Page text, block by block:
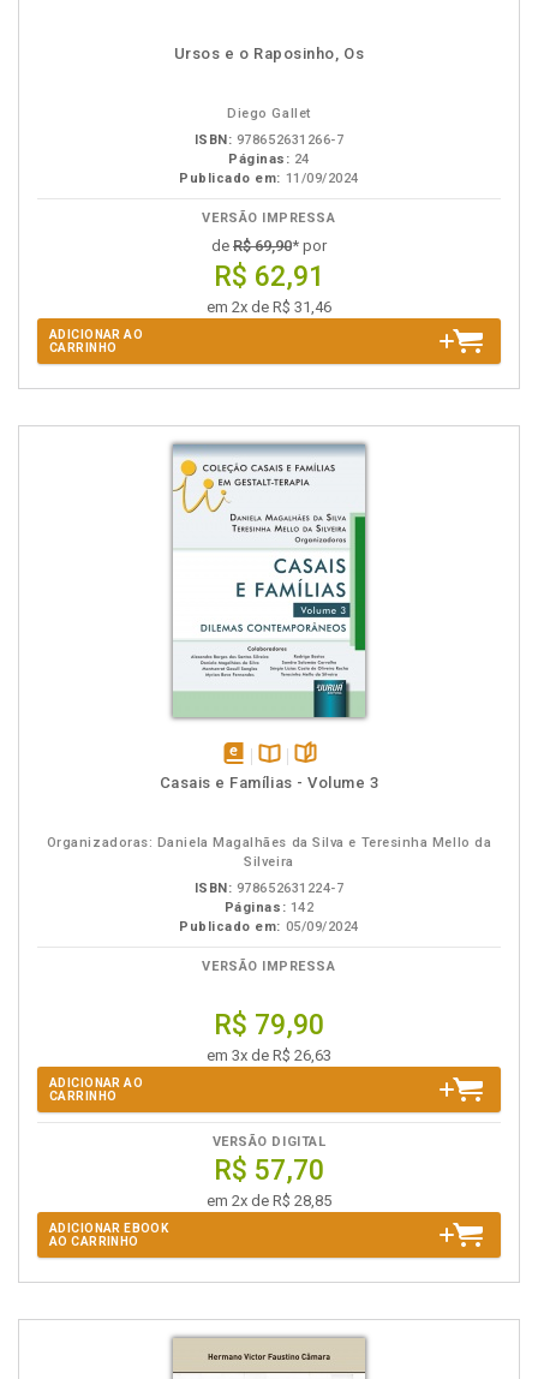
Ursos e o Raposinho, Os
Diego Gallet
ISBN: 978652631266-7
Páginas: 24
Publicado em: 11/09/2024
VERSÃO IMPRESSA
de R$ 69,90* por
R$ 62,91
em 2x de R$ 31,46
ADICIONAR AO
CARRINHO
disponívelDisponível
páginas
Casais e Famílias - Volume 3
Organizadoras: Daniela Magalhães da Silva e Teresinha Mello da
Silveira
ISBN: 978652631224-7
Páginas: 142
Publicado em: 05/09/2024
VERSÃO IMPRESSA
R$ 79,90
em 3x de R$ 26,63
ADICIONAR AO
CARRINHO
VERSÃO DIGITAL
R$ 57,70
em 2x de R$ 28,85
ADICIONAR EBOOK
AO CARRINHO